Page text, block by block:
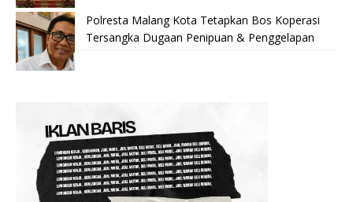
Polresta Malang Kota Tetapkan Bos Koperasi
Tersangka Dugaan Penipuan & Penggelapan